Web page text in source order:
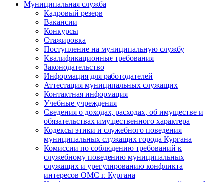
Муниципальная служба
Кадровый резерв
Вакансии
Конкурсы
Стажировка
Поступление на муниципальную службу
Квалификационные требования
Законодательство
Информация для работодателей
Аттестация муниципальных служащих
Контактная информация
Учебные учреждения
Сведения о доходах, расходах, об имуществе и
обязательствах имущественного характера
Кодексы этики и служебного поведения
муниципальных служащих города Кургана
Комиссии по соблюдению требований к
служебному поведению муниципальных
служащих и урегулированию конфликта
интересов ОМС г. Кургана